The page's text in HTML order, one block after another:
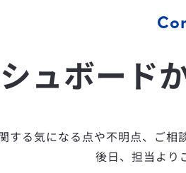
ュボード
る気になる点や不明点、ご相
後日、担当より